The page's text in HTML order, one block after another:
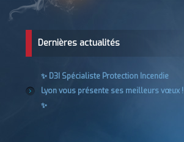
Dernières actualités
✨ D3I Spécialiste Protection Incendie
Lyon vous présente ses meilleurs vœux !
✨